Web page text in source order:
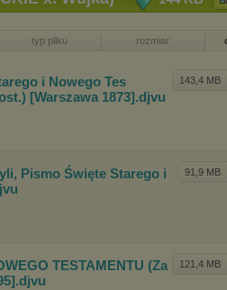
typ pliku rozmiar
143,4 MB
i Nowego Tes
[Warszawa 1873].djvu
91,9 MB
Pismo Święte Starego i
121,4 MB
TESTAMENTU (Za
.djvu